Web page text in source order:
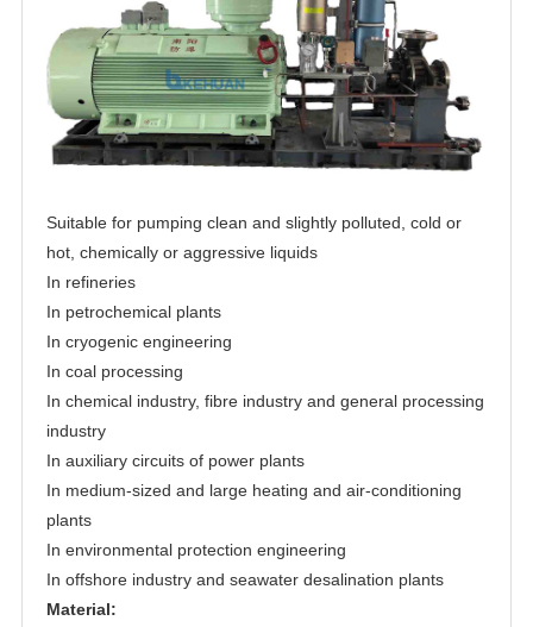
Suitable for pumping clean and slightly polluted, cold or
hot, chemically or aggressive liquids
In refineries
In petrochemical plants
In cryogenic engineering
In coal processing
In chemical industry, fibre industry and general processing
industry
In auxiliary circuits of power plants
In medium-sized and large heating and air-conditioning
plants
In environmental protection engineering
In offshore industry and seawater desalination plants
Material: